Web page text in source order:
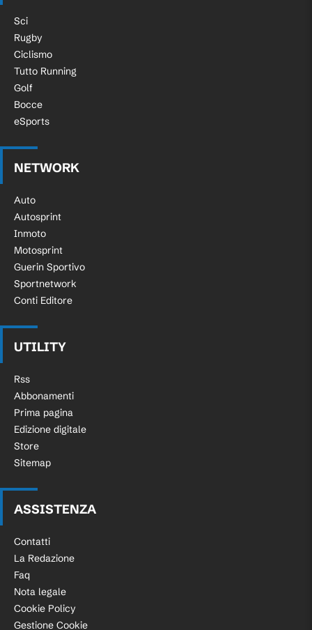
Sci
Rugby
Ciclismo
Tutto Running
Golf
Bocce
eSports
NETWORK
Auto
Autosprint
Inmoto
Motosprint
Guerin Sportivo
Sportnetwork
Conti Editore
UTILITY
Rss
Abbonamenti
Prima pagina
Edizione digitale
Store
Sitemap
ASSISTENZA
Contatti
La Redazione
Faq
Nota legale
Cookie Policy
Gestione Cookie